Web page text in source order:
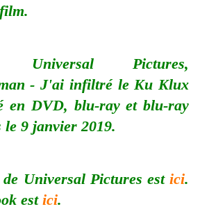
Pictures,
- J'ai infiltré le Ku Klux
en DVD, blu-ray et blu-ray
9 janvier 2019.
Universal Pictures est ici.
est ici.